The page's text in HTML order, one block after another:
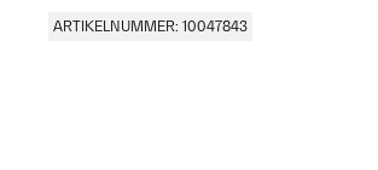
ARTIKELNUMMER: 10047843